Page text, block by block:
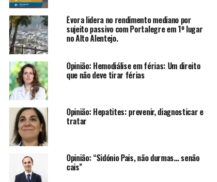
Évora lidera no rendimento mediano por
sujeito passivo com Portalegre em 1º lugar
no Alto Alentejo.
Opinião: Hemodiálise em férias: Um direito
que não deve tirar férias
Opinião: Hepatites: prevenir, diagnosticar e
tratar
Opinião: “Sidónio Pais, não durmas… senão
cais”